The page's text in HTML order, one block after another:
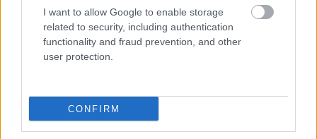
I want to allow Google to enable storage
related to security, including authentication
functionality and fraud prevention, and other
user protection.
CONFIRM
Óriási, több mint két méteres harcsát fogott a Tiszán a 13 éves
fiú (VIDEÓVAL)
Hétfőn kezdik, csütörtökön végeznek – lezárás miatt
egyik Jász-Nagykun-Szolnok megyei vasútvonalon
Visszaszámlálás indul: -1, 0, Sziget!